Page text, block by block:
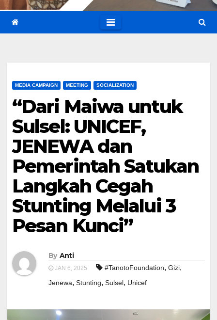
MEDIA CAMPAIGN MEETING SOCIALIZATION
“Dari Maiwa untuk
Sulsel: UNICEF,
JENEWA dan
Pemerintah Satukan
Langkah Cegah
Stunting Melalui 3
Pesan Kunci”
By Anti
JAN 6, 2025 #TanotoFoundation, Gizi,
Jenewa, Stunting, Sulsel, Unicef